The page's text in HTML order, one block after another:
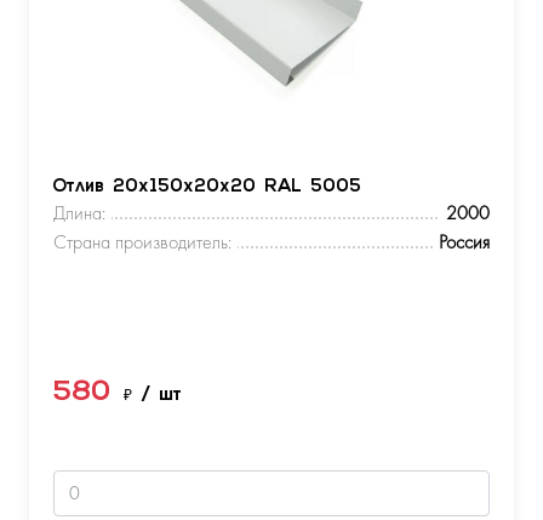
Отлив 20х150х20х20 RAL 5005
Длина:
2000
Страна производитель:
Россия
580 ₽ / шт